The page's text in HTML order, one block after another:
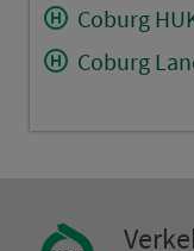
Coburg
Coburg